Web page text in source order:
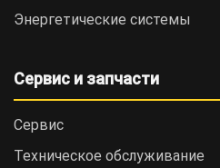
Энергетические системы
Сервис и запчасти
Сервис
Техническое обслуживание